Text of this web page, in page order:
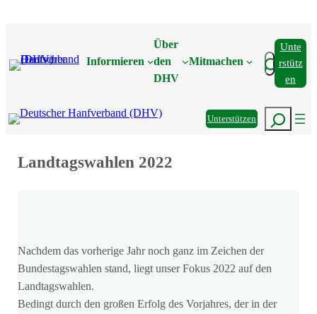
Informieren
Über
den
DHV
Mitmachen Suchen
Unte
Rstütz
En
UnterstützenSuchen
Landtagswahlen 2022
Nachdem das vorherige Jahr noch ganz im Zeichen der
Bundestagswahlen stand, liegt unser Fokus 2022 auf den
Landtagswahlen.
Bedingt durch den großen Erfolg des Vorjahres, der in der